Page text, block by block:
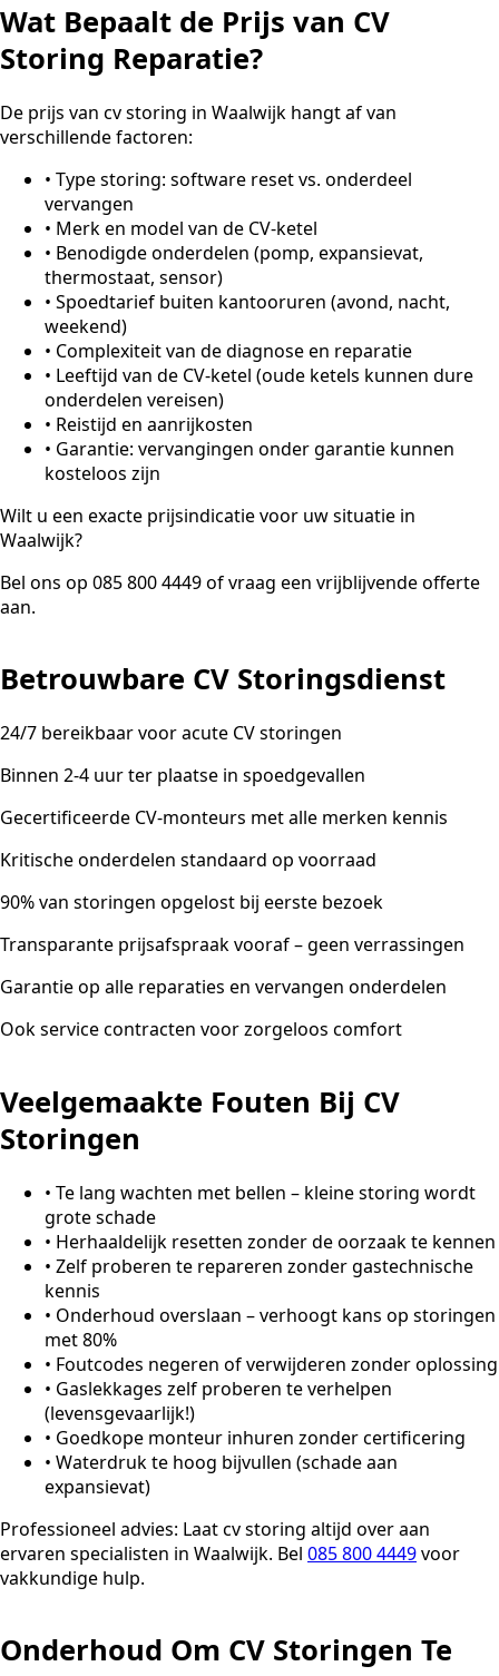
Wat Bepaalt de Prijs van CV
Storing Reparatie?
De prijs van cv storing in Waalwijk hangt af van
verschillende factoren:
• Type storing: software reset vs. onderdeel
vervangen
• Merk en model van de CV-ketel
• Benodigde onderdelen (pomp, expansievat,
thermostaat, sensor)
• Spoedtarief buiten kantooruren (avond, nacht,
weekend)
• Complexiteit van de diagnose en reparatie
• Leeftijd van de CV-ketel (oude ketels kunnen dure
onderdelen vereisen)
• Reistijd en aanrijkosten
• Garantie: vervangingen onder garantie kunnen
kosteloos zijn
Wilt u een exacte prijsindicatie voor uw situatie in
Waalwijk?
Bel ons op 085 800 4449 of vraag een vrijblijvende offerte
aan.
Betrouwbare CV Storingsdienst
24/7 bereikbaar voor acute CV storingen
Binnen 2-4 uur ter plaatse in spoedgevallen
Gecertificeerde CV-monteurs met alle merken kennis
Kritische onderdelen standaard op voorraad
90% van storingen opgelost bij eerste bezoek
Transparante prijsafspraak vooraf – geen verrassingen
Garantie op alle reparaties en vervangen onderdelen
Ook service contracten voor zorgeloos comfort
Veelgemaakte Fouten Bij CV
Storingen
• Te lang wachten met bellen – kleine storing wordt
grote schade
• Herhaaldelijk resetten zonder de oorzaak te kennen
• Zelf proberen te repareren zonder gastechnische
kennis
• Onderhoud overslaan – verhoogt kans op storingen
met 80%
• Foutcodes negeren of verwijderen zonder oplossing
• Gaslekkages zelf proberen te verhelpen
(levensgevaarlijk!)
• Goedkope monteur inhuren zonder certificering
• Waterdruk te hoog bijvullen (schade aan
expansievat)
Professioneel advies: Laat cv storing altijd over aan
ervaren specialisten in Waalwijk. Bel 085 800 4449voor
vakkundige hulp.
Onderhoud Om CV Storingen Te